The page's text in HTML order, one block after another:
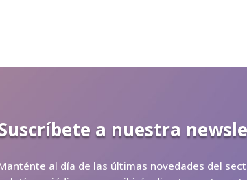
a nuestra
al día de las últimas novedades del